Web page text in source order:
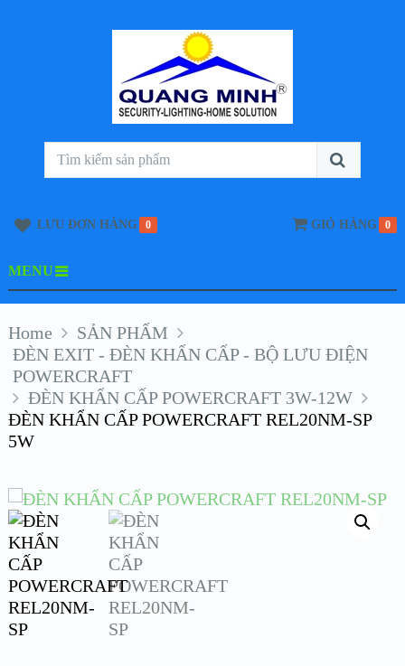
LƯU ĐƠN HÀNG 0 GIỎ HÀNG 0
MENU
Home
SẢN PHẨM
ĐÈN EXIT - ĐÈN KHẨN CẤP - BỘ LƯU ĐIỆN
POWERCRAFT
ĐÈN KHẨN CẤP POWERCRAFT 3W-12W
ĐÈN KHẨN CẤP POWERCRAFT REL20NM-SP
5W